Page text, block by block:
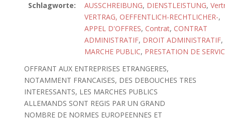
Schlagworte:
AUSSCHREIBUNG, DIENSTLEISTUNG,
VERTRAG, OEFFENTLICH-RECHTLICHER-,
APPEL D'OFFRES, Contrat, CONTRAT
ADMINISTRATIF, DROIT ADMINISTRATIF,
MARCHE PUBLIC, PRESTATION DE
OFFRANT AUX ENTREPRISES ETRANGERES,
NOTAMMENT FRANCAISES, DES DEBOUCHES TRES
INTERESSANTS, LES MARCHES PUBLICS
ALLEMANDS SONT REGIS PAR UN GRAND
NOMBRE DE NORMES EUROPEENNES ET